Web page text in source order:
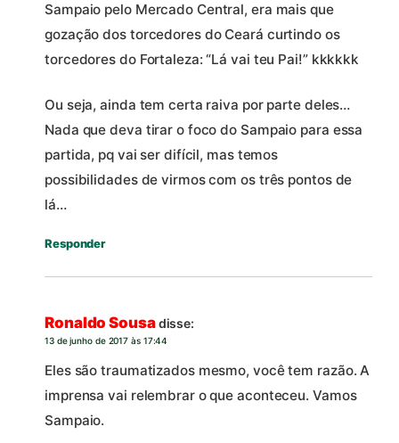
Sampaio pelo Mercado Central, era mais que
gozação dos torcedores do Ceará curtindo os
torcedores do Fortaleza: “Lá vai teu Pai!” kkkkkk
Ou seja, ainda tem certa raiva por parte deles…
Nada que deva tirar o foco do Sampaio para essa
partida, pq vai ser difícil, mas temos
possibilidades de virmos com os três pontos de
lá…
Responder
Ronaldo Sousadisse:
13 de junho de 2017 às 17:44
Eles são traumatizados mesmo, você tem razão. A
imprensa vai relembrar o que aconteceu. Vamos
Sampaio.